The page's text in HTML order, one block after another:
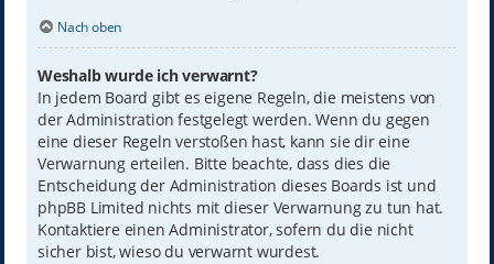
Nach oben
Weshalb wurde ich verwarnt?
In jedem Board gibt es eigene Regeln, die meistens von
der Administration festgelegt werden. Wenn du gegen
eine dieser Regeln verstoßen hast, kann sie dir eine
Verwarnung erteilen. Bitte beachte, dass dies die
Entscheidung der Administration dieses Boards ist und
phpBB Limited nichts mit dieser Verwarnung zu tun hat.
Kontaktiere einen Administrator, sofern du die nicht
sicher bist, wieso du verwarnt wurdest.